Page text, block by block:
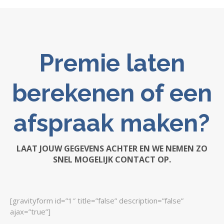
Premie laten
berekenen of een
afspraak maken?
LAAT JOUW GEGEVENS ACHTER EN WE NEMEN ZO
SNEL MOGELIJK CONTACT OP.
[gravityform id=”1″ title=”false” description=”false”
ajax=”true”]